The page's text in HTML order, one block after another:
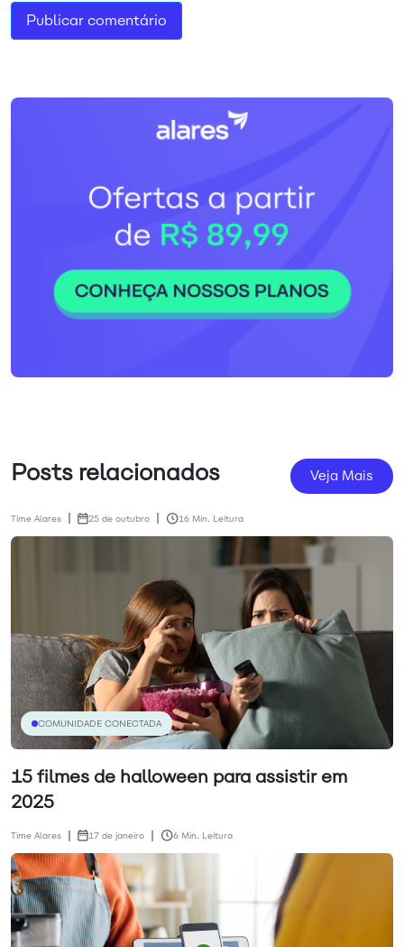
Posts relacionados Veja Mais
Time Alares 25 de outubro 16 Min. Leitura
COMUNIDADE CONECTADA
15 filmes de halloween para assistir em
2025
Time Alares 17 de janeiro 6 Min. Leitura